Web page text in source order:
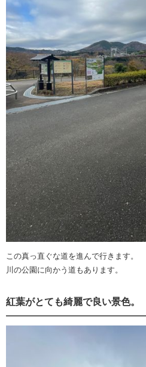
この真っ直ぐな道を進んで行きます。
川の公園に向かう道もあります。
紅葉がとても綺麗で良い景色。